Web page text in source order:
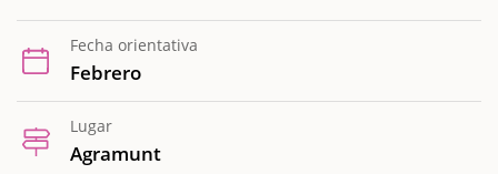
Fecha orientativa
Febrero
Lugar
Agramunt